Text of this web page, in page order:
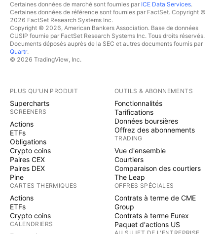
Certaines données de marché sont fournies par ICE Data Services.
Certaines données de référence sont fournies par FactSet. Copyright ©
2026 FactSet Research Systems Inc.
Copyright © 2026, American Bankers Association. Base de données
CUSIP fournie par FactSet Research Systems Inc. Tous droits réservés.
Documents déposés auprès de la SEC et autres documents fournis par
Quartr.
© 2026 TradingView, Inc.
PLUS QU'UN PRODUIT
Supercharts
SCREENERS
Actions
ETFs
Obligations
Crypto coins
Paires CEX
Paires DEX
Pine
CARTES THERMIQUES
Actions
ETFs
Crypto coins
CALENDRIERS
OUTILS & ABONNEMENTS
Fonctionnalités
Tarifications
Données boursières
Offrez des abonnements
TRADING
Vue d'ensemble
Courtiers
Comparaison des courtiers
The Leap
OFFRES SPÉCIALES
Contrats à terme de CME
Group
Contrats à terme Eurex
Paquet d'actions US